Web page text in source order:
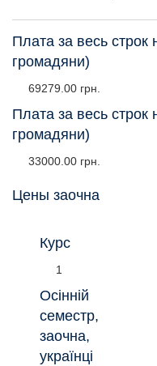
Плата за весь строк
громадяни)
69279.00 грн.
Плата за весь строк
громадяни)
33000.00 грн.
Цены заочна
Курс
1
Осінній
семестр,
заочна,
українці